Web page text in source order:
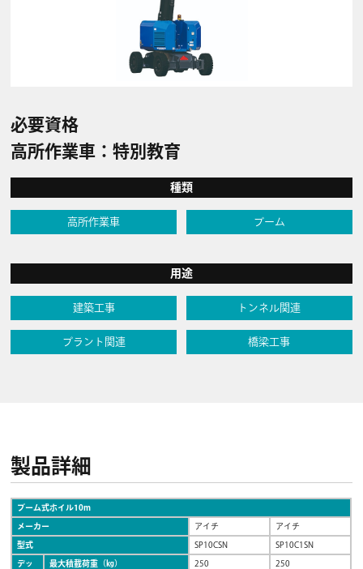
必要資格
高所作業車：特別教育
種類
高所作業車 ブーム
用途
建築工事 トンネル関連
プラント関連 橋梁工事
製品詳細
ブーム式ホイル10m
メーカー アイチ アイチ
型式 SP10CSN SP10C1SN
デッ
最大積載荷重（㎏） 250 250